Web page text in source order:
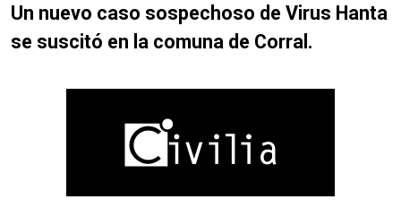
Un nuevo caso sospechoso de Virus Hanta
se suscitó en la comuna de Corral.